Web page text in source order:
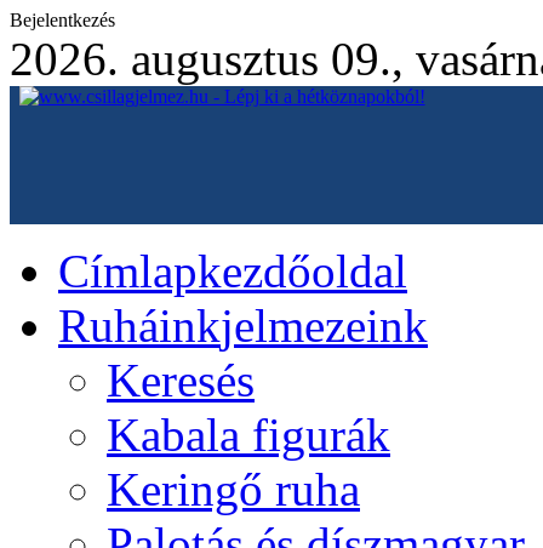
Bejelentkezés
2026. augusztus 09.,
Címlapkezdőoldal
Ruháinkjelmezeink
Keresés
Kabala figurák
Keringő ruha